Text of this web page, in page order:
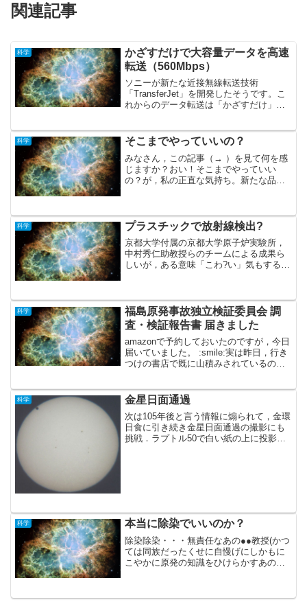
関連記事
科学
かざすだけで大容量データを高速
転送（560Mbps）
ソニーが新たな近接無線転送技術
「TransferJet」を開発したそうです。こ
れからのデータ転送は「かざすだけ」に
は困るデータが大画面に表示されたりし
て・・・・おぉ，怖...
科学 そこまでやっていいの？
みなさん，この記事（→ ）を見て何を感
じますか？おい！そこまでやっていい
の？が，私の正直な気持ち。新たな品種
な生命体の「創生」に係わろう...
科学 プラスチックで放射線検出?
京都大学付属の京都大学原子炉実験所，
中村秀仁助教授らのチームによる成果ら
しいが，ある意味「こわ?い」気もする。
い研究内容まではわかりませんが，興味
のある方はここから掘り...
科学
福島原発事故独立検証委員会 調
査・検証報告書 届きました
amazonで予約しておいたのですが，今日
届いていました。 :smile:実は昨日，行き
つけの書店で既に山積みされているのを
こんな感じの書籍。結構分厚く，読み応
えがありそう...
科学 金星日面通過
次は105年後と言う情報に煽られて，金環
日食に引き続き金星日面通過の撮影にも
挑戦．ラプトル50で白い紙の上に投影
科学 本当に除染でいいのか？
除染除染・・・無責任なあの●●教授(かつ
ては同族だったくせに自慢げにしかもに
こやかに原発の知識をひけらかすあの人